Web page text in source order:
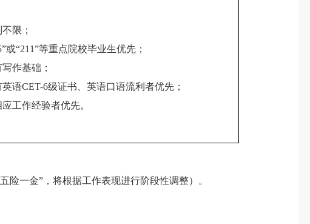
不限；
或“211”等重点院校毕业生优先；
写作基础；
英语CET-6级证书、英语口语流利者优先；
应工作经验者优先。
险一金”，将根据工作表现进行阶段性调整）。